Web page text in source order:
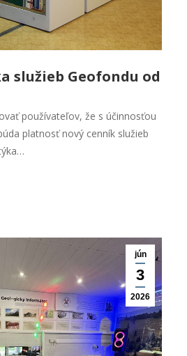
služieb Geofondu od
používateľov, že s účinnosťou
platnosť nový cenník služieb
jún
3
2026